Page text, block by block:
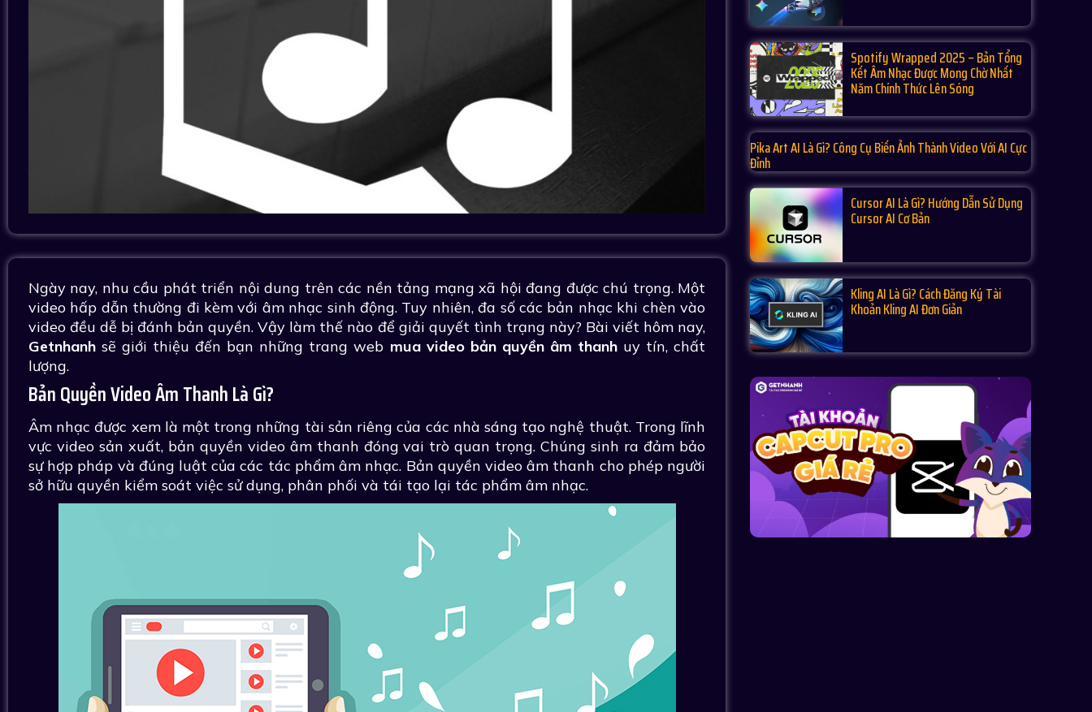
Ngày nay, nhu cầu phát triển nội dung trên các nền tảng mạng xã hội đang được chú trọng. Một
video hấp dẫn thường đi kèm với âm nhạc sinh động. Tuy nhiên, đa số các bản nhạc khi chèn vào
video đều dễ bị đánh bản quyền. Vậy làm thế nào để giải quyết tình trạng này? Bài viết hôm nay,
Getnhanhsẽ giới thiệu đến bạn những trang web mua video bản quyền âm thanhuy tín, chất
lượng.
Bản Quyền Video Âm Thanh Là Gì?
Âm nhạc được xem là một trong những tài sản riêng của các nhà sáng tạo nghệ thuật. Trong lĩnh
vực video sản xuất, bản quyền video âm thanh đóng vai trò quan trọng. Chúng sinh ra đảm bảo
sự hợp pháp và đúng luật của các tác phẩm âm nhạc. Bản quyền video âm thanh cho phép người
sở hữu quyền kiểm soát việc sử dụng, phân phối và tái tạo lại tác phẩm âm nhạc.
Spotify Wrapped 2025 – Bản Tổng
Kết Âm Nhạc Được Mong Chờ Nhất
Năm Chính Thức Lên Sóng
Pika Art AI Là Gì? Công Cụ Biến Ảnh Thành Video Với AI Cực
Đỉnh
Cursor AI Là Gì? Hướng Dẫn Sử Dụng
Cursor AI Cơ Bản
Kling AI Là Gì? Cách Đăng Ký Tài
Khoản Kling AI Đơn Giản